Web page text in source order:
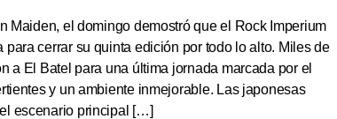
Maiden, el domingo demostró que el Rock Imperium
para cerrar su quinta edición por todo lo alto. Miles de
a El Batel para una última jornada marcada por el
y un ambiente inmejorable. Las japonesas
escenario principal […]